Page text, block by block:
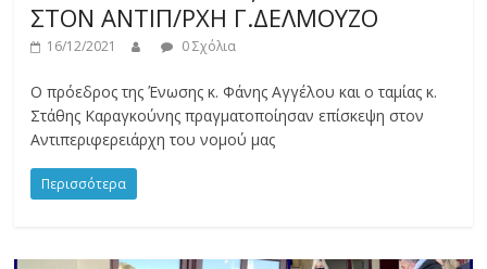
ΣΤΟΝ ΑΝΤΙΠ/ΡΧΗ Γ.ΔΕΛΜΟΥΖΟ
16/12/2021 0 Σχόλια
Ο πρόεδρος της Ένωσης κ. Φάνης Αγγέλου και ο ταμίας κ.
Στάθης Καραγκούνης πραγματοποίησαν επίσκεψη στον
Αντιπεριφερειάρχη του νομού μας
Περισσότερα